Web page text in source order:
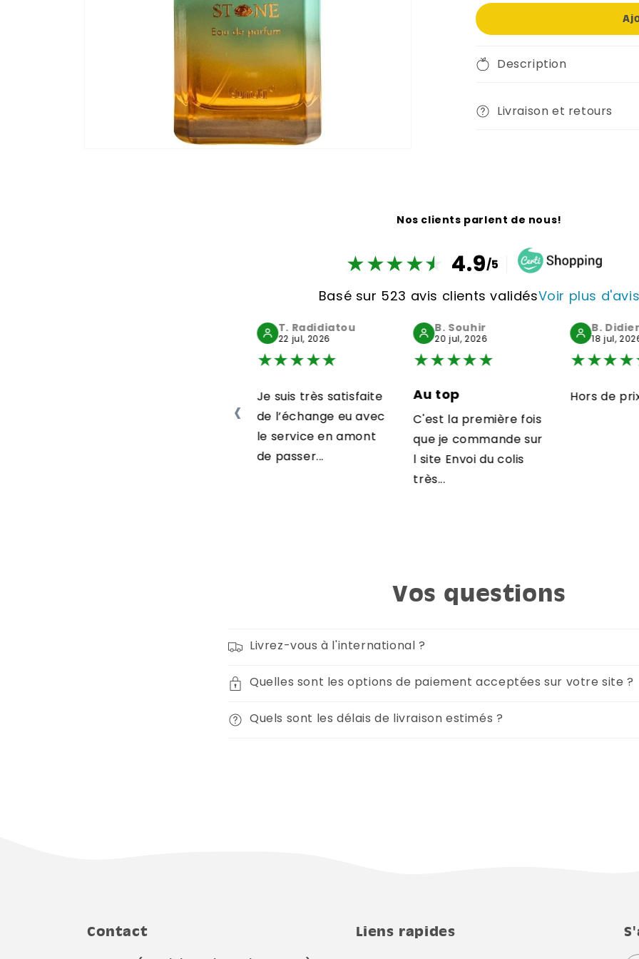
Description
Livraison et retours
Nos clients parlent de nous!
★★★★★
★ 4.9/5
Basé sur 523 avis clients validésVoir plus d'avis
‹
T. Radidiatou
22 jul, 2026
★★★★★
Je suis très satisfaite
de l’échange eu avec
le service en amont
de passer...
B. Souhir
20 jul, 2026
★★★★★
Au top
C'est la première fois
que je commande sur
l site Envoi du colis
très...
B. Didier
18 jul,
★★★★
Hors de
Vos questions
Livrez-vous à l'international ?
Quelles sont les options de paiement acceptées sur votre site ?
Quels sont les délais de livraison estimés ?
Contact Liens rapides